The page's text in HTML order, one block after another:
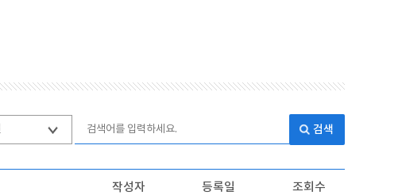
검색
작성자 등록일 조회수